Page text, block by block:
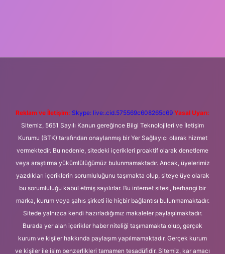
Reklam ve İletişim: Skype: live:.cid.575569c608265c69 Yasal Uyarı:
Sitemiz, 5651 Sayılı Kanun gereğince Bilgi Teknolojileri ve İletişim
Kurumu (BTK) tarafından onaylanmış bir Yer Sağlayıcı olarak hizmet
vermektedir. Bu nedenle, sitedeki içerikleri proaktif olarak denetleme
veya araştırma yükümlülüğümüz bulunmamaktadır. Ancak, üyelerimiz
yazdıkları içeriklerin sorumluluğunu taşımakta olup, siteye üye olarak
bu sorumluluğu kabul etmiş sayılırlar. Bu internet sitesi, herhangi bir
marka, kurum veya şahıs şirketi ile hiçbir bağlantısı bulunmamaktadır.
Sitede yalnızca kendi hazırladığımız makaleler paylaşılmaktadır.
Burada yer alan içerikler haber niteliği taşımamakta olup, gerçek
kurum ve kişiler hakkında paylaşım yapılmamaktadır. Gerçek kurum
ve kişiler ile isim benzerlikleri tamamen tesadüfidir. Sitemiz, kar amacı